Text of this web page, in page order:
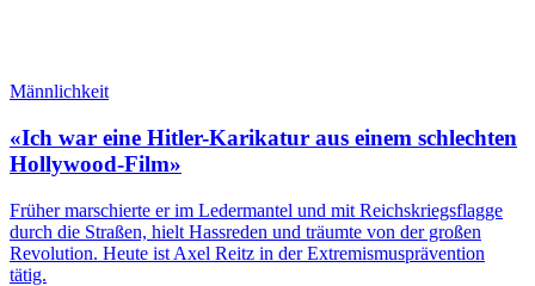
Männlichkeit
«Ich war eine Hitler-Karikatur aus einem schlechten
Hollywood-Film»
Früher marschierte er im Ledermantel und mit Reichskriegsflagge
durch die Straßen, hielt Hassreden und träumte von der großen
Revolution. Heute ist Axel Reitz in der Extremismusprävention
tätig.